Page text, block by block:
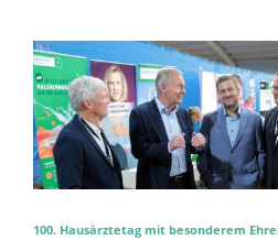
INSTITUT FÜR
ZAHNARZT DR.
PHYSIOTHERAPIE
100. Hausärztetag mit besonderem